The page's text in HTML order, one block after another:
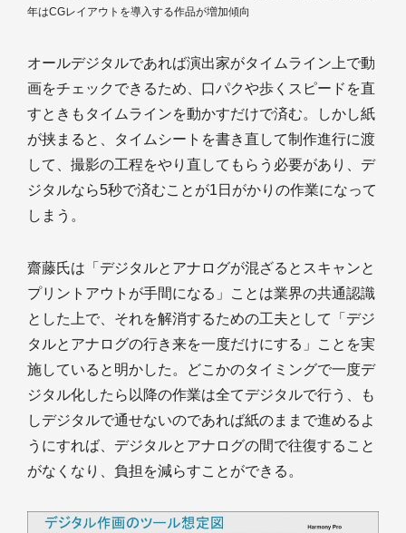
年はCGレイアウトを導入する作品が増加傾向
オールデジタルであれば演出家がタイムライン上で動
画をチェックできるため、口パクや歩くスピードを直
すときもタイムラインを動かすだけで済む。しかし紙
が挟まると、タイムシートを書き直して制作進行に渡
して、撮影の工程をやり直してもらう必要があり、デ
ジタルなら5秒で済むことが1日がかりの作業になって
しまう。
齋藤氏は「デジタルとアナログが混ざるとスキャンと
プリントアウトが手間になる」ことは業界の共通認識
とした上で、それを解消するための工夫として「デジ
タルとアナログの行き来を一度だけにする」ことを実
施していると明かした。どこかのタイミングで一度デ
ジタル化したら以降の作業は全てデジタルで行う、も
しデジタルで通せないのであれば紙のままで進めるよ
うにすれば、デジタルとアナログの間で往復すること
がなくなり、負担を減らすことができる。